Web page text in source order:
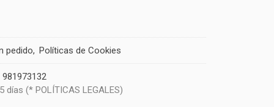
pedido Políticas de Cookies
981973132
días (* POLÍTICAS LEGALES)